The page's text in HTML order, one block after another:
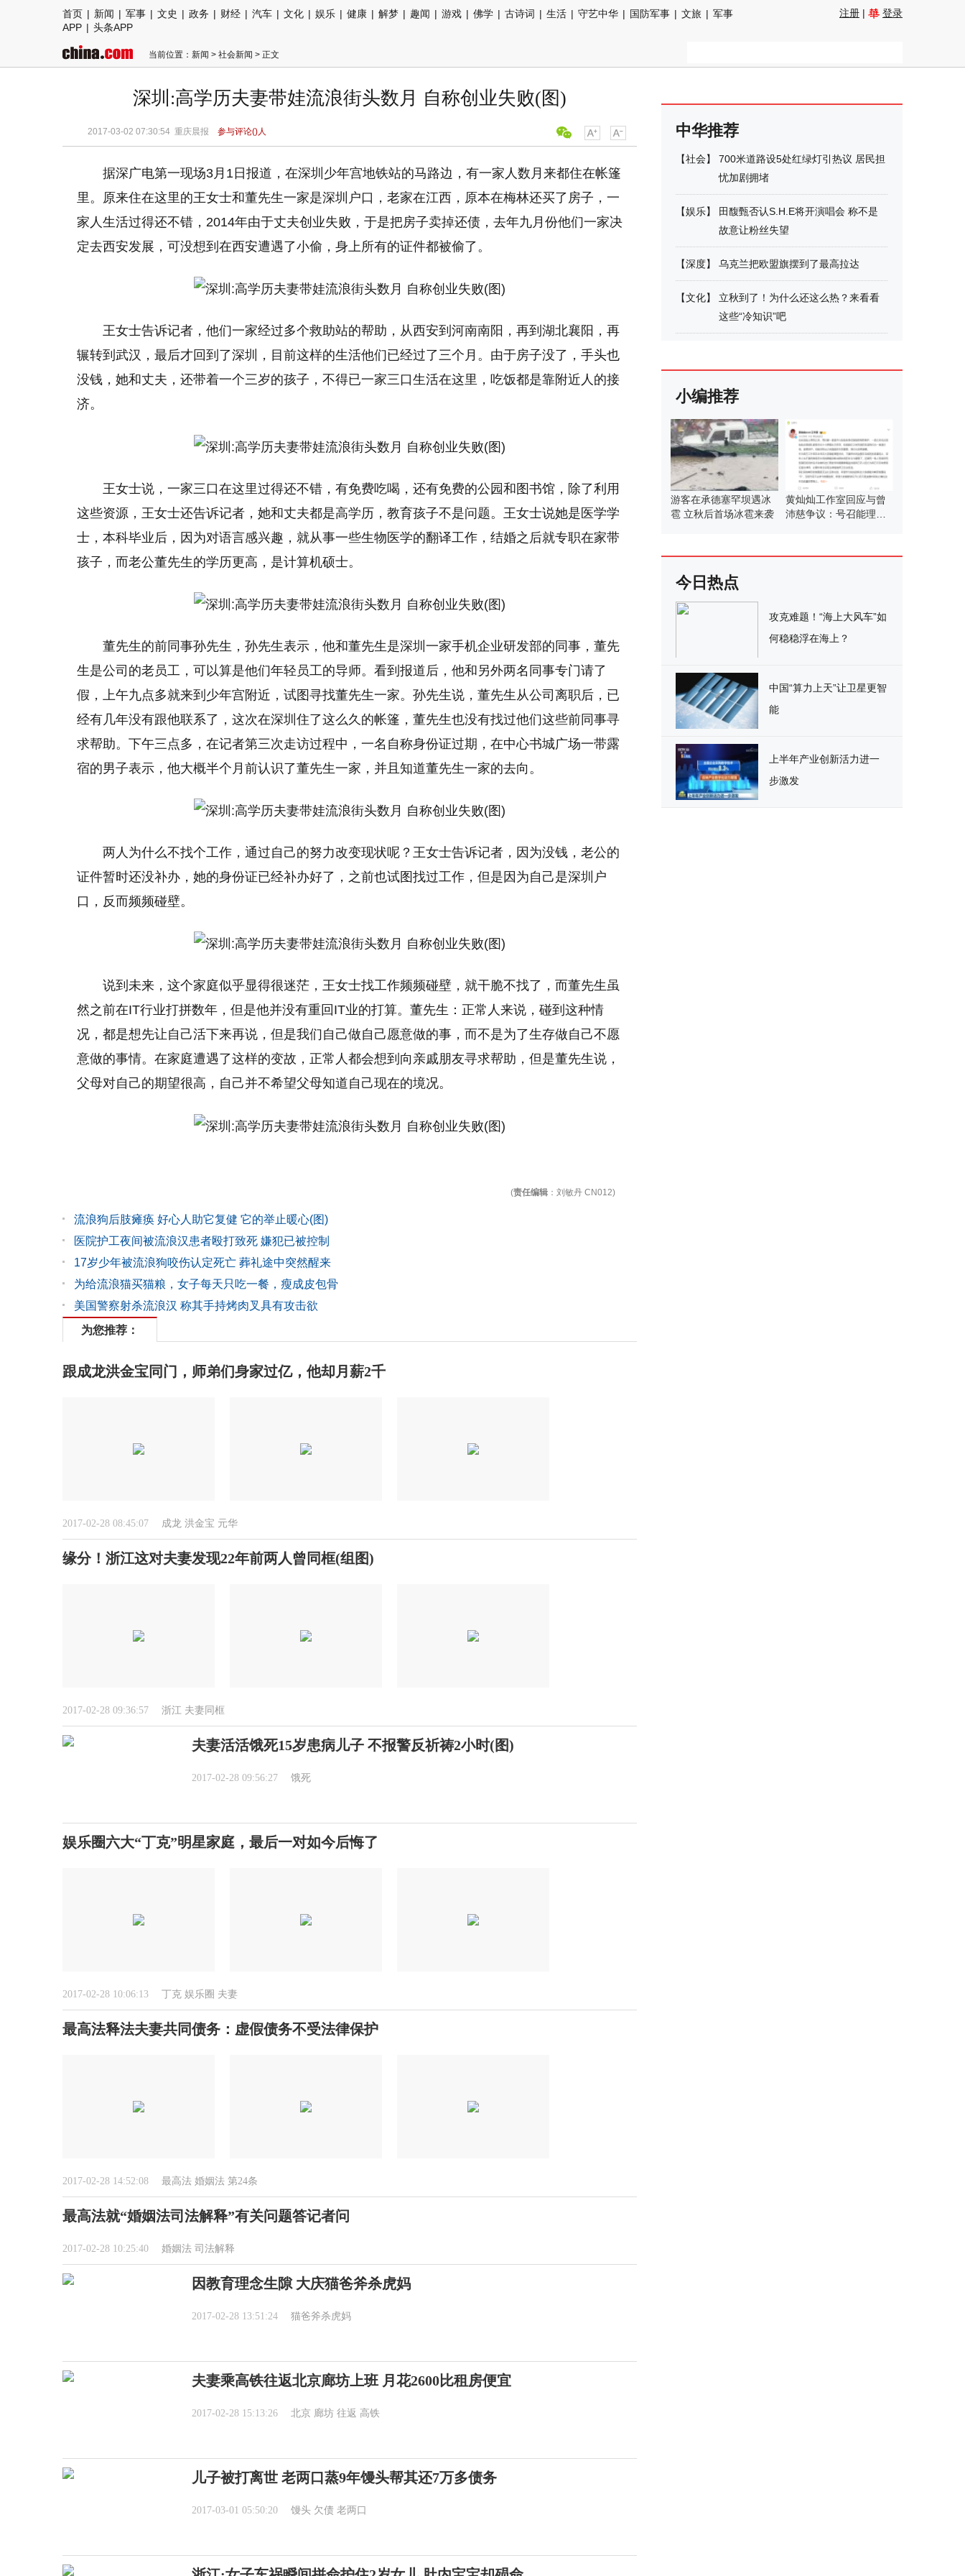
首页 | 新闻 | 军事 | 文史 | 政务 | 财经 | 汽车 | 文化 | 娱乐 | 健康 | 解梦 | 趣闻 | 游戏 | 佛学 | 古诗词 | 生活 | 守艺中华 | 国防军事 | 文旅 | 军事
APP | 头条APP
注册 | 登录
当前位置： 新闻 > 社会新闻 > 正文
深圳:高学历夫妻带娃流浪街头数月 自称创业失败(图)
2017-03-02 07:30:54 重庆晨报 参与评论()人
据深广电第一现场3月1日报道，在深圳少年宫地铁站的马路边，有一家人数月来都住在帐篷
里。原来住在这里的王女士和董先生一家是深圳户口，老家在江西，原本在梅林还买了房子，一
家人生活过得还不错，2014年由于丈夫创业失败，于是把房子卖掉还债，去年九月份他们一家决
定去西安发展，可没想到在西安遭遇了小偷，身上所有的证件都被偷了。
王女士告诉记者，他们一家经过多个救助站的帮助，从西安到河南南阳，再到湖北襄阳，再
辗转到武汉，最后才回到了深圳，目前这样的生活他们已经过了三个月。由于房子没了，手头也
没钱，她和丈夫，还带着一个三岁的孩子，不得已一家三口生活在这里，吃饭都是靠附近人的接
济。
王女士说，一家三口在这里过得还不错，有免费吃喝，还有免费的公园和图书馆，除了利用
这些资源，王女士还告诉记者，她和丈夫都是高学历，教育孩子不是问题。王女士说她是医学学
士，本科毕业后，因为对语言感兴趣，就从事一些生物医学的翻译工作，结婚之后就专职在家带
孩子，而老公董先生的学历更高，是计算机硕士。
董先生的前同事孙先生，孙先生表示，他和董先生是深圳一家手机企业研发部的同事，董先
生是公司的老员工，可以算是他们年轻员工的导师。看到报道后，他和另外两名同事专门请了
假，上午九点多就来到少年宫附近，试图寻找董先生一家。孙先生说，董先生从公司离职后，已
经有几年没有跟他联系了，这次在深圳住了这么久的帐篷，董先生也没有找过他们这些前同事寻
求帮助。下午三点多，在记者第三次走访过程中，一名自称身份证过期，在中心书城广场一带露
宿的男子表示，他大概半个月前认识了董先生一家，并且知道董先生一家的去向。
两人为什么不找个工作，通过自己的努力改变现状呢？王女士告诉记者，因为没钱，老公的
证件暂时还没补办，她的身份证已经补办好了，之前也试图找过工作，但是因为自己是深圳户
口，反而频频碰壁。
说到未来，这个家庭似乎显得很迷茫，王女士找工作频频碰壁，就干脆不找了，而董先生虽
然之前在IT行业打拼数年，但是他并没有重回IT业的打算。董先生：正常人来说，碰到这种情
况，都是想先让自己活下来再说，但是我们自己做自己愿意做的事，而不是为了生存做自己不愿
意做的事情。在家庭遭遇了这样的变故，正常人都会想到向亲戚朋友寻求帮助，但是董先生说，
父母对自己的期望很高，自己并不希望父母知道自己现在的境况。
(责任编辑 ：刘敏丹 CN012)
流浪狗后肢瘫痪 好心人助它复健 它的举止暖心(图)
医院护工夜间被流浪汉患者殴打致死 嫌犯已被控制
17岁少年被流浪狗咬伤认定死亡 葬礼途中突然醒来
为给流浪猫买猫粮，女子每天只吃一餐，瘦成皮包骨
美国警察射杀流浪汉 称其手持烤肉叉具有攻击欲
为您推荐：
跟成龙洪金宝同门，师弟们身家过亿，他却月薪2千
2017-02-28 08:45:07 成龙 洪金宝 元华
缘分！浙江这对夫妻发现22年前两人曾同框(组图)
2017-02-28 09:36:57 浙江 夫妻同框
夫妻活活饿死15岁患病儿子 不报警反祈祷2小时(图)
2017-02-28 09:56:27 饿死
娱乐圈六大“丁克”明星家庭，最后一对如今后悔了
2017-02-28 10:06:13 丁克 娱乐圈 夫妻
最高法释法夫妻共同债务：虚假债务不受法律保护
2017-02-28 14:52:08 最高法 婚姻法 第24条
最高法就“婚姻法司法解释”有关问题答记者问
2017-02-28 10:25:40 婚姻法 司法解释
因教育理念生隙 大庆猫爸斧杀虎妈
2017-02-28 13:51:24 猫爸斧杀虎妈
夫妻乘高铁往返北京廊坊上班 月花2600比租房便宜
2017-02-28 15:13:26 北京 廊坊 往返 高铁
儿子被打离世 老两口蒸9年馒头帮其还7万多债务
2017-03-01 05:50:20 馒头 欠债 老两口
中华推荐
【社会】
700米道路设5处红绿灯引热议 居民担
忧加剧拥堵
【娱乐】
田馥甄否认S.H.E将开演唱会 称不是
故意让粉丝失望
【深度】 乌克兰把欧盟旗摆到了最高拉达
【文化】
立秋到了！为什么还这么热？来看看
这些“冷知识”吧
小编推荐
游客在承德塞罕坝遇冰
雹 立秋后首场冰雹来袭
黄灿灿工作室回应与曾
沛慈争议：号召能理智
今日热点
攻克难题！“海上大风车”如
何稳稳浮在海上？
中国“算力上天”让卫星更智
能
上半年产业创新活力进一
步激发